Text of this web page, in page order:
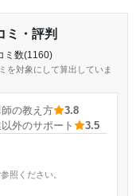
ミ・評判
ミ数(1160)
を対象にして算出していま
の教え方
3.8
外のサポート 3.5
照ください。